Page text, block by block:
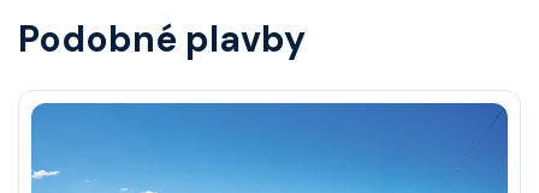
Podobné plavby